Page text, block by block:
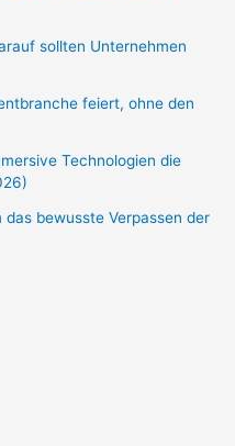
sollten Unternehmen
feiert, ohne den
Technologien die
bewusste Verpassen der